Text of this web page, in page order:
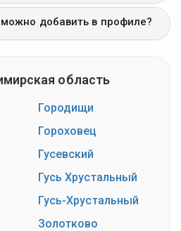
добавить в профиле?
область
Городищи
Гороховец
Гусевский
Гусь Хрустальный
Гусь-Хрустальный
Золотково